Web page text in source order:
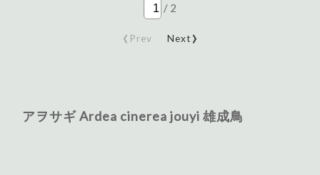
/ 2
‹ Prev Next ›
アヲサギ Ardea cinerea jouyi 雄成鳥